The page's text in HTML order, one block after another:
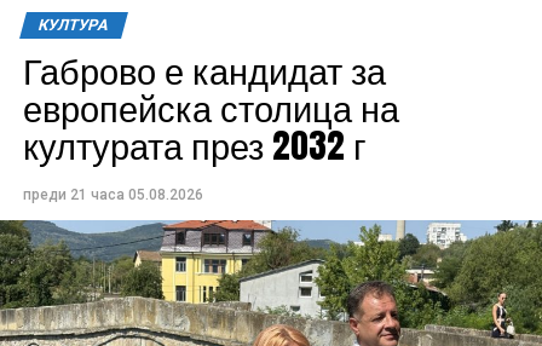
КУЛТУРА
Габрово е кандидат за
европейска столица на
културата през 2032 г
преди 21 часа 05.08.2026